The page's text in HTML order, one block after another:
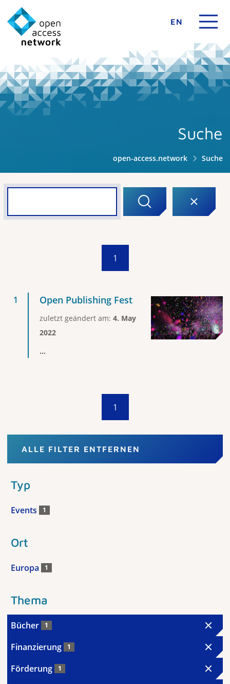
EN
Suche
open-access.network Suche
1
Open Publishing Fest
zuletzt geändert am: 4. May
2022
...
1
ALLE FILTER ENTFERNEN
Typ
Events 1
Ort
Europa 1
Thema
Bücher 1
Finanzierung 1
Förderung 1